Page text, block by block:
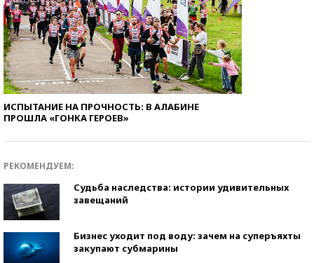
ИСПЫТАНИЕ НА ПРОЧНОСТЬ: В АЛАБИНЕ
ПРОШЛА «ГОНКА ГЕРОЕВ»
РЕКОМЕНДУЕМ:
Судьба наследства: истории удивительных
завещаний
Бизнес уходит под воду: зачем на суперъяхты
закупают субмарины